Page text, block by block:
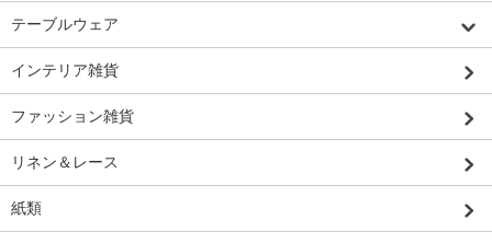
テーブルウェア
インテリア雑貨
ファッション雑貨
リネン＆レース
紙類